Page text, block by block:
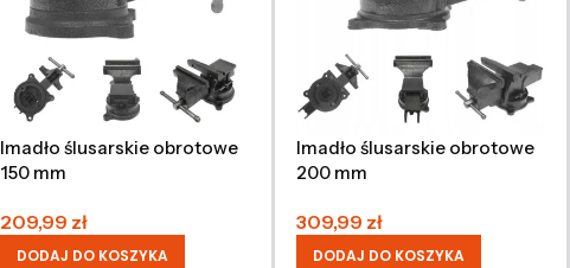
Imadło ślusarskie obrotowe
150 mm
209,99 zł
DODAJ DO KOSZYKA
Imadło ślusarskie obrotowe
200 mm
309,99 zł
DODAJ DO KOSZYKA